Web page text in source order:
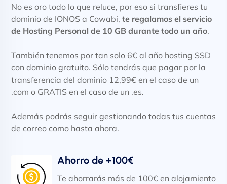
No es oro todo lo que reluce, por eso si transfieres tu
dominio de IONOS a Cowabi, te regalamos el servicio
de Hosting Personal de 10 GB durante todo un año.
También tenemos por tan solo 6€ al año hosting SSD
con dominio gratuito. Sólo tendrás que pagar por la
transferencia del dominio 12,99€ en el caso de un
.com o GRATIS en el caso de un .es.
Además podrás seguir gestionando todas tus cuentas
de correo como hasta ahora.
Ahorro de +100€
Te ahorrarás más de 100€ en alojamiento